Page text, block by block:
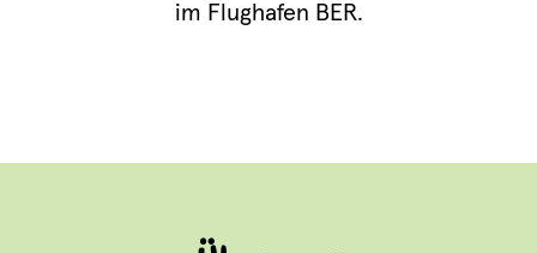
im Flughafen BER.